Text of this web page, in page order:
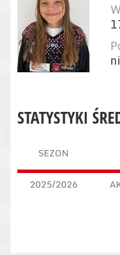
STATYSTYKI
SEZON
2025/2026